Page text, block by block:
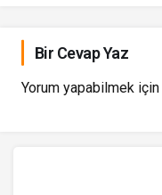
Bir Cevap Yaz
Yorum yapabilmek için